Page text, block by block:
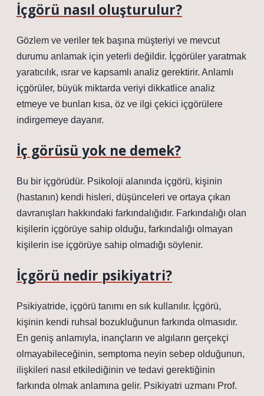
İçgörü nasıl oluşturulur?
Gözlem ve veriler tek başına müşteriyi ve mevcut
durumu anlamak için yeterli değildir. İçgörüler yaratmak
yaratıcılık, ısrar ve kapsamlı analiz gerektirir. Anlamlı
içgörüler, büyük miktarda veriyi dikkatlice analiz
etmeye ve bunları kısa, öz ve ilgi çekici içgörülere
indirgemeye dayanır.
İç görüsü yok ne demek?
Bu bir içgörüdür. Psikoloji alanında içgörü, kişinin
(hastanın) kendi hisleri, düşünceleri ve ortaya çıkan
davranışları hakkındaki farkındalığıdır. Farkındalığı olan
kişilerin içgörüye sahip olduğu, farkındalığı olmayan
kişilerin ise içgörüye sahip olmadığı söylenir.
İçgörü nedir psikiyatri?
Psikiyatride, içgörü tanımı en sık kullanılır. İçgörü,
kişinin kendi ruhsal bozukluğunun farkında olmasıdır.
En geniş anlamıyla, inançların ve algıların gerçekçi
olmayabileceğinin, semptoma neyin sebep olduğunun,
ilişkileri nasıl etkilediğinin ve tedavi gerektiğinin
farkında olmak anlamına gelir. Psikiyatri uzmanı Prof.